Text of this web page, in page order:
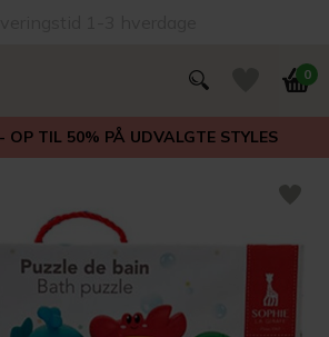
0
OP TIL 50% PÅ UDVALGTE STYLES